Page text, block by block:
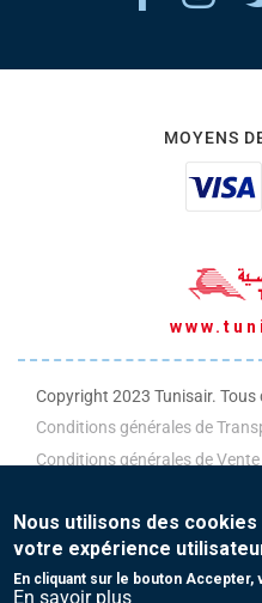
MOYENS
Copyright 2023 Tunisair. Tous
Conditions générales de
Conditions générales de Vente
Contact
Nous utilisons des
votre expérience
En cliquant sur le bouton
En savoir plus